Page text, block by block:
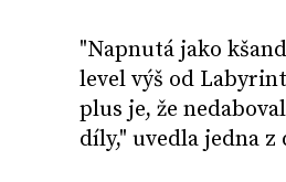
"Napnutá jako
level výš od
plus je, že
díly," uvedla jedna z